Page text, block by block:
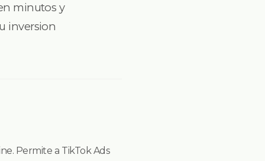
minutos y
inversion
Permite a TikTok Ads